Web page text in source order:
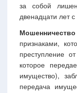
за собой
двенадцати лет
Мошенничество
признаками,
преступление
которое
имущество),
передача